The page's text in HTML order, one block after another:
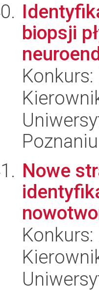
biopsji
Konkurs:
Poznaniu
Nowe
Konkurs: